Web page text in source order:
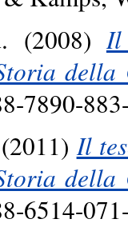
(2008)Il
7890-
Il
6514-